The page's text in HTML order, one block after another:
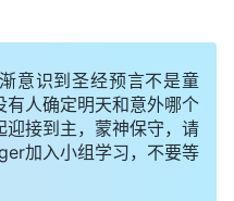
一样痛，耳朵“嗡鸣”一
使劲地踢我的腿，恶警
屋子里，让我背靠墙站
后又是一阵拳打脚踢，
地向神祷告：“全能神
意识到圣经预言不是童
人确定明天和意外哪个
迎接到主，蒙神保守，请
加入小组学习，不要等